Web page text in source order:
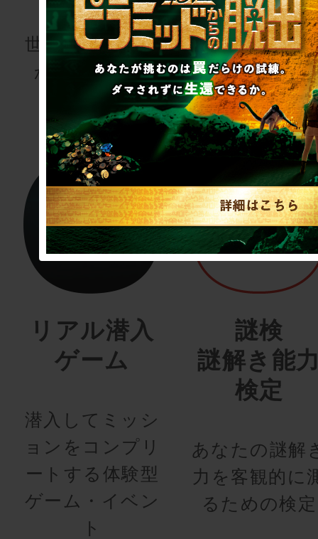
世界でここにし
かないグッズ
謎専門出版社
リアル潜入
ゲーム
潜入してミッシ
ョンをコンプリ
ートする体験型
ゲーム・イベン
ト
謎検
謎解き能
検定
あなたの謎解
力を客観的に
るための検定